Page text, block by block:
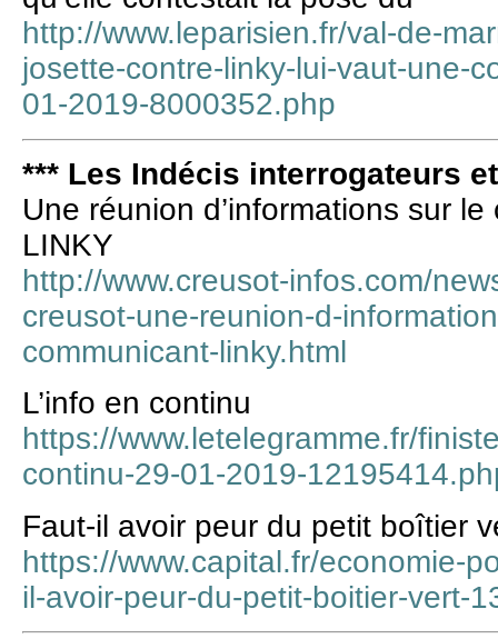
http://www.leparisien.fr/val-de-
josette-contre-linky-lui-vaut-une-
01-2019-8000352.php
*** Les Indécis interrogateurs
Une réunion d’informations sur
LINKY
http://www.creusot-infos.com/
creusot-une-reunion-d-
communicant-linky.html
L’info en continu
https://www.letelegramme.fr/
continu-29-01-2019-
Faut-il avoir peur du petit boîtier
https://www.capital.fr/economie-
il-avoir-peur-du-petit-boitier-vert-